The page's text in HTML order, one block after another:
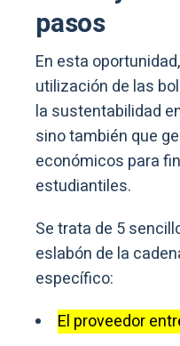
pasos
En esta
utilización de las
la sustentabilidad
sino también que
económicos para
estudiantiles.
Se trata de 5
eslabón de la
específico:
El proveedor